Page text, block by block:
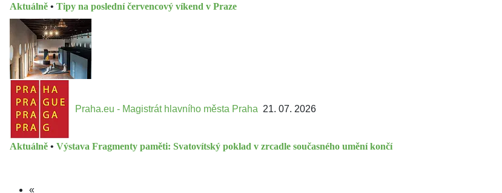
Aktuálně • Tipy na poslední červencový víkend v Praze
Praha.eu - Magistrát hlavního města Praha 21. 07. 2026
Aktuálně • Výstava Fragmenty paměti: Svatovítský poklad v zrcadle současného umění končí
«